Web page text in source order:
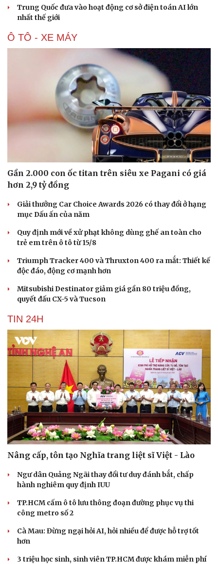
Cải chính
Trung Quốc đưa vào hoạt động cơ sở điện toán AI lớn
nhất thế giới
Ô TÔ - XE MÁY
Gần 2.000 con ốc titan trên siêu xe Pagani có giá
hơn 2,9 tỷ đồng
Giải thưởng Car Choice Awards 2026 có thay đổi ở hạng
mục Dấu ấn của năm
Quy định mới về xử phạt không dùng ghế an toàn cho
trẻ em trên ô tô từ 15/8
Triumph Tracker 400 và Thruxton 400 ra mắt: Thiết kế
độc đáo, động cơ mạnh hơn
Mitsubishi Destinator giảm giá gần 80 triệu đồng,
quyết đấu CX-5 và Tucson
TIN 24H
Nâng cấp, tôn tạo Nghĩa trang liệt sĩ Việt - Lào
Ngư dân Quảng Ngãi thay đổi tư duy đánh bắt, chấp
hành nghiêm quy định IUU
TP.HCM cấm ô tô lưu thông đoạn đường phục vụ thi
công metro số 2
Cà Mau: Đừng ngại hỏi AI, hỏi nhiều để được hỗ trợ tốt
hơn
3 triệu học sinh, sinh viên TP.HCM được khám miễn phí